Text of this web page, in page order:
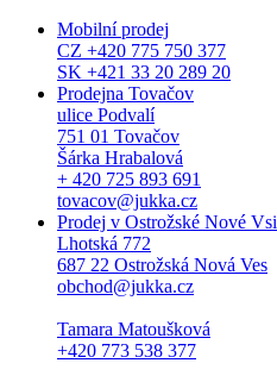
Mobilní prodej
CZ +420 775 750 377
SK +421 33 20 289 20
Prodejna Tovačov
ulice Podvalí
751 01 Tovačov
Šárka Hrabalová
+ 420 725 893 691
tovacov@jukka.cz
Prodej v Ostrožské Nové Vsi
Lhotská 772
687 22 Ostrožská Nová Ves
obchod@jukka.cz
Tamara Matoušková
+420 773 538 377